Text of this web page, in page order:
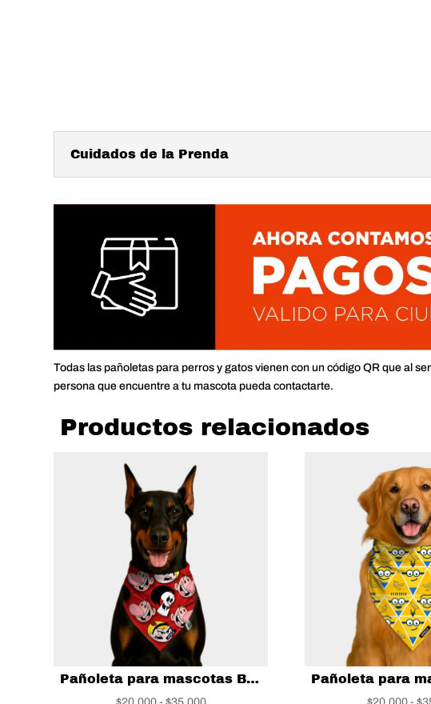
Cuidados de la Prenda
Todas las pañoletas para perros y gatos vienen con un código QR que al
persona que encuentre a tu mascota pueda contactarte.
Productos relacionados
Pañoleta para mascotas Billy y Mandy
Rango